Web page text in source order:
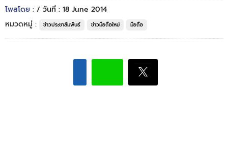
โพสโดย : / วันที่ : 18 June 2014
หมวดหมู่ :
ข่าวประชาสัมพันธ์ ข่าวมือถือใหม่ มือถือ